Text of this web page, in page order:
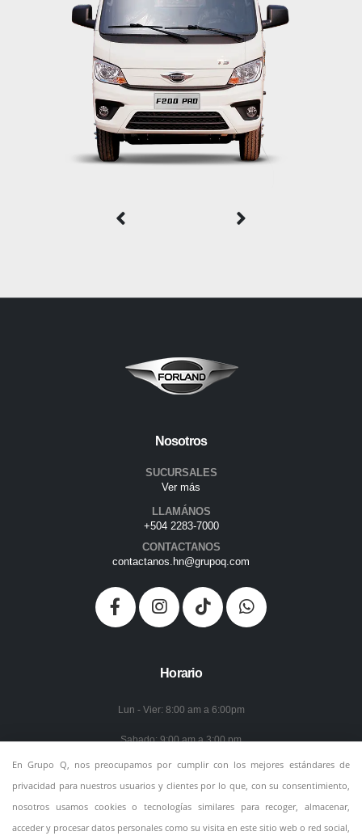
Nosotros
SUCURSALES
Ver más
LLAMÁNOS
+504 2283-7000
CONTACTANOS
contactanos.hn@grupoq.com
Horario
Lun - Vier: 8:00 am a 6:00pm
Sabado: 9:00 am a 3:00 pm
Domingo: Cerrado
En Grupo Q, nos preocupamos por cumplir con los mejores estándares de
privacidad para nuestros usuarios y clientes por lo que, con su consentimiento,
nosotros usamos cookies o tecnologías similares para recoger, almacenar,
acceder y procesar datos personales como su visita en este sitio web o red social,